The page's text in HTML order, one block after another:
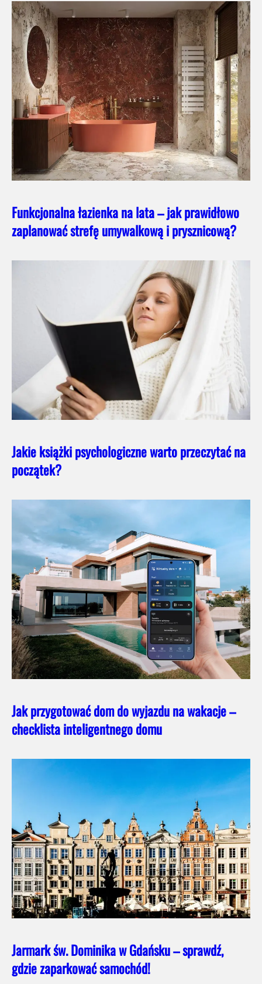
Funkcjonalna łazienka na lata – jak prawidłowo
zaplanować strefę umywalkową i prysznicową?
Jakie książki psychologiczne warto przeczytać na
początek?
Jak przygotować dom do wyjazdu na wakacje –
checklista inteligentnego domu
Jarmark św. Dominika w Gdańsku – sprawdź,
gdzie zaparkować samochód!